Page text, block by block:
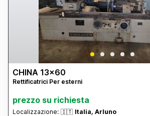
CHINA 13x60
Rettificatrici Per esterni
prezzo su richiesta
Localizzazione: 🇮🇹 Italia, Arluno